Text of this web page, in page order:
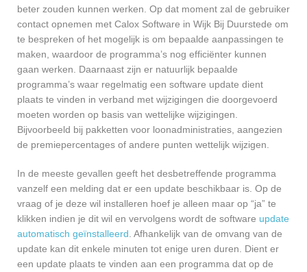
beter zouden kunnen werken. Op dat moment zal de gebruiker
contact opnemen met Calox Software in Wijk Bij Duurstede om
te bespreken of het mogelijk is om bepaalde aanpassingen te
maken, waardoor de programma’s nog efficiënter kunnen
gaan werken. Daarnaast zijn er natuurlijk bepaalde
programma’s waar regelmatig een software update dient
plaats te vinden in verband met wijzigingen die doorgevoerd
moeten worden op basis van wettelijke wijzigingen.
Bijvoorbeeld bij pakketten voor loonadministraties, aangezien
de premiepercentages of andere punten wettelijk wijzigen.
In de meeste gevallen geeft het desbetreffende programma
vanzelf een melding dat er een update beschikbaar is. Op de
vraag of je deze wil installeren hoef je alleen maar op “ja” te
klikken indien je dit wil en vervolgens wordt de software update
automatisch geïnstalleerd . Afhankelijk van de omvang van de
update kan dit enkele minuten tot enige uren duren. Dient er
een update plaats te vinden aan een programma dat op de